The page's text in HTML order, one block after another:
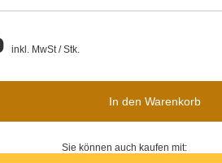
inkl. MwSt/Stk.
In den Warenkorb
Sie können auch kaufen mit: